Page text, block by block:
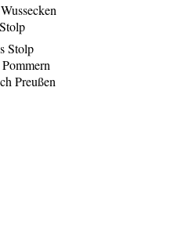
Stolp
Preußen